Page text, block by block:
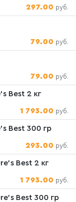
297.00 руб.
79.00 руб.
79.00 руб.
Best 2 кг
1 793.00 руб.
Best 300 гр
293.00 руб.
Best 2 кг
1 793.00 руб.
Best 300 гр